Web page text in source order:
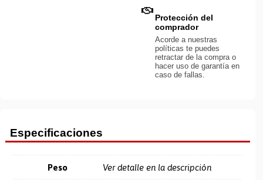
Protección del
comprador
Acorde a nuestras
políticas te puedes
retractar de la compra o
hacer uso de garantía en
caso de fallas.
Especificaciones
Peso Ver detalle en la descripción